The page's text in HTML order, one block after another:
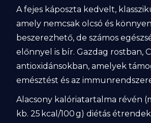
A fejes káposzta kedvelt,
amely nemcsak olcsó és könnyen
beszerezhető, de számos
előnnyel is bír. Gazdag rostban,
antioxidánsokban, amelyek
emésztést és az
Alacsony kalóriatartalma révén
kb. 25 kcal/100 g) diétás